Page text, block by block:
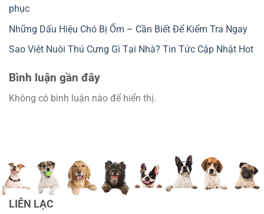
phục
Những Dấu Hiệu Chó Bị Ốm – Cần Biết Để Kiểm Tra Ngay
Sao Việt Nuôi Thú Cưng Gì Tại Nhà? Tin Tức Cập Nhật Hot
Bình luận gần đây
Không có bình luận nào để hiển thị.
LIÊN LẠC